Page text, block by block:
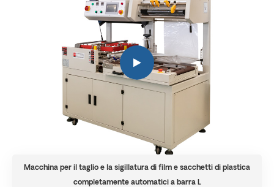
Macchina per il taglio e la sigillatura di film e sacchetti di plastica
completamente automatici a barra L